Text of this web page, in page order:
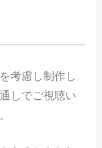
考慮し制作し
しでご視聴い